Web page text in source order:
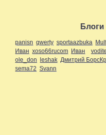
Блоги
panisn qwerty sportaazbuka
Иван xoso66rucom Иван
ole_don leshak Дмитрий
sema72 Svann